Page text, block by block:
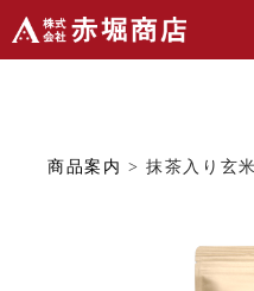
商品案内 > 抹茶入り玄